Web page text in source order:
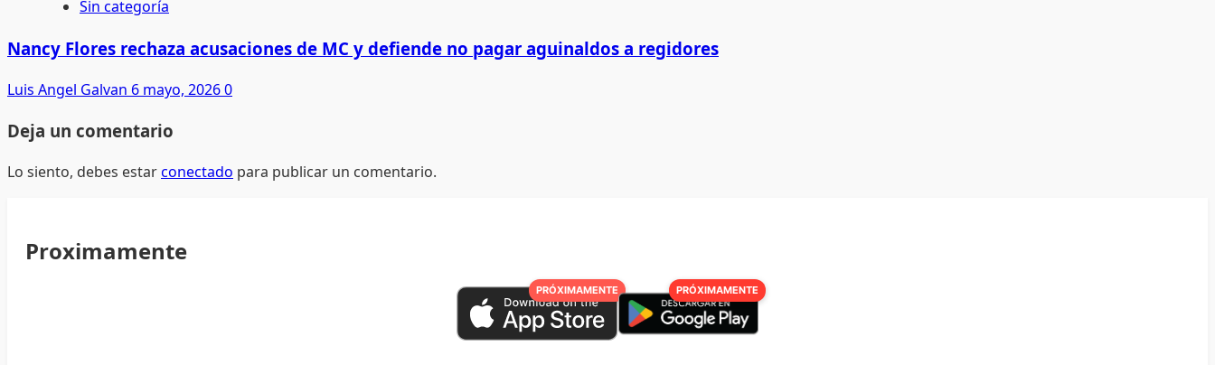
Sin categoría
Nancy Flores rechaza acusaciones de MC y defiende no pagar aguinaldos a regidores
Luis Angel Galvan 6 mayo, 20260
Deja un comentario
Lo siento, debes estarconectado para publicar un comentario.
Proximamente
PRÓXIMAMENTE PRÓXIMAMENTE